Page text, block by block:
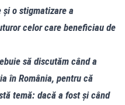
o stigmatizare a
celor care beneficiau de
să discutăm când a
în România, pentru că
temă: dacă a fost și când